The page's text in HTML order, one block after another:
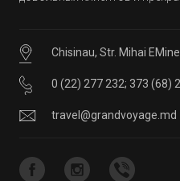
Chisinau, Str. Mihai
0 (22) 277 232; 373 (68)
travel@grandvoyage.md